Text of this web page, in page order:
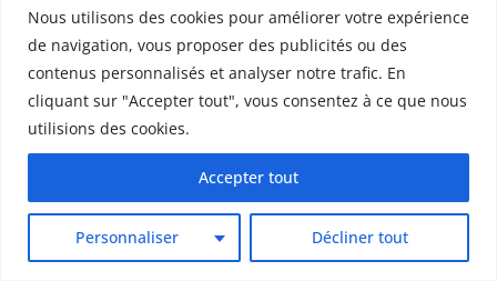
Nous utilisons des cookies pour améliorer votre expérience
de navigation, vous proposer des publicités ou des
contenus personnalisés et analyser notre trafic. En
cliquant sur "Accepter tout", vous consentez à ce que nous
utilisions des cookies.
Personnaliser Décliner tout
Accepter tout
Diplomatie
Dispositifs médicaux
Dlct
Doctolib
DODGE
Donald Trump